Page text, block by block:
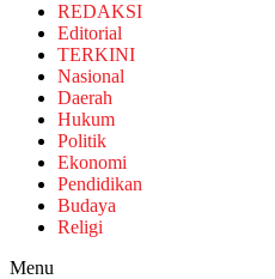
REDAKSI
Editorial
TERKINI
Nasional
Daerah
Hukum
Politik
Ekonomi
Pendidikan
Budaya
Religi
Menu